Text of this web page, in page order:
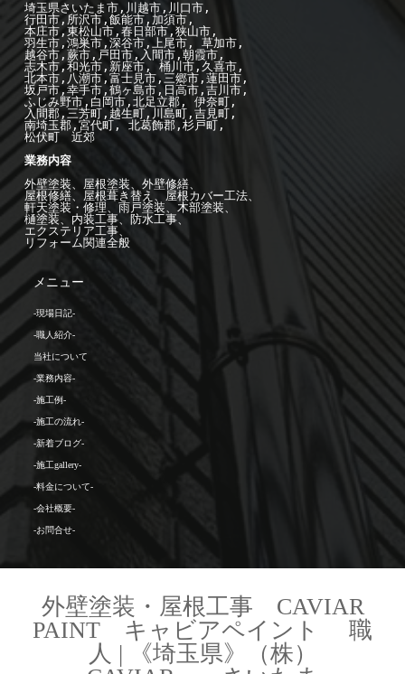
埼玉県さいたま市,川越市,川口市,
行田市,所沢市,飯能市,加須市,
本庄市,東松山市,春日部市,狭山市,
羽生市,鴻巣市,深谷市,上尾市, 草加市,
越谷市,蕨市,戸田市,入間市,朝霞市,
志木市,和光市,新座市, 桶川市,久喜市,
北本市,八潮市,富士見市,三郷市,蓮田市,
坂戸市,幸手市,鶴ヶ島市,日高市,吉川市,
ふじみ野市,白岡市,北足立郡, 伊奈町,
入間郡,三芳町,越生町,川島町,吉見町,
南埼玉郡,宮代町, 北葛飾郡,杉戸町,
松伏町　近郊
業務内容
外壁塗装、屋根塗装、外壁修繕、
屋根修繕、屋根葺き替え、屋根カバー工法、
軒天塗装・修理、雨戸塗装、木部塗装、
樋塗装、内装工事、防水工事、
エクステリア工事、
リフォーム関連全般
メニュー
-現場日記-
-職人紹介-
当社について
-業務内容-
-施工例-
-施工の流れ-
-新着ブログ-
-施工gallery-
-料金について-
-会社概要-
-お問合せ-
外壁塗装・屋根工事 CAVIAR
PAINT キャビアペイント 職
人 | 《埼玉県》（株）